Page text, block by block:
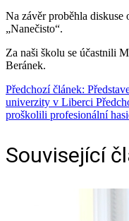
Na závěr proběhla diskuse
„Nanečisto“.
Za naši školu se účastnili
Beránek.
Předchozí článek:
univerzity v Liberci
proškolili profesionální
Související